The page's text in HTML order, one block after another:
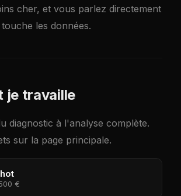
cher, et vous parlez directement
les données.
je travaille
diagnostic à l'analyse complète.
sur la page principale.
€